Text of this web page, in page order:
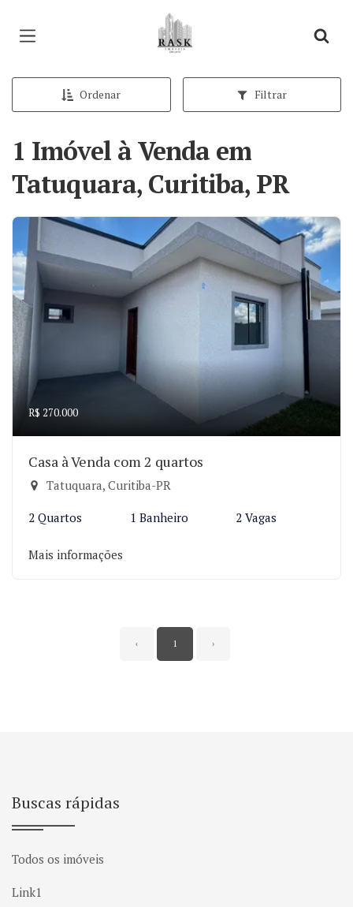
Página inicial
Ordenar Filtrar
1 Imóvel à Venda em
Tatuquara, Curitiba, PR
R$ 270.000
Casa à Venda com 2 quartos
Tatuquara, Curitiba-PR
2 Quartos 1 Banheiro 2 Vagas
Mais informações
‹ 1 ›
Buscas rápidas
Todos os imóveis
Link1